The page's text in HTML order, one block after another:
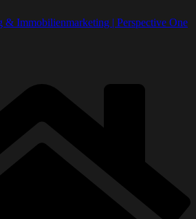
& Immobilienmarketing | Perspective One